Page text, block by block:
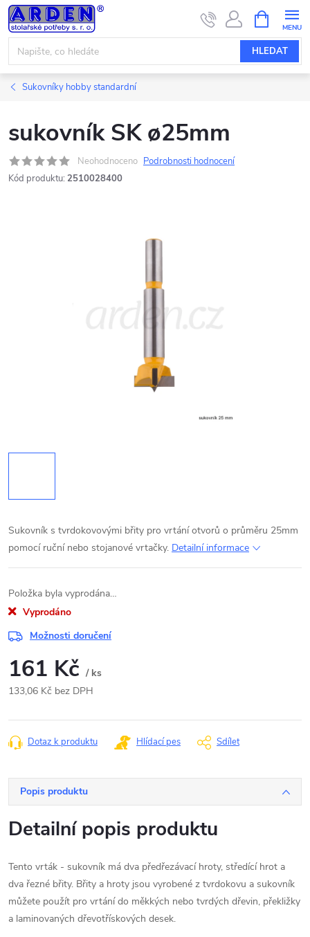
Přejít
na
obsah
HLEDAT
NÁKUPNÍ
KOŠÍK
Sukovníky hobby standardní
sukovník SK ø25mm
Neohodnoceno Podrobnosti hodnocení
Kód produktu: 2510028400
Sukovník s tvrdokovovými břity pro vrtání otvorů o průměru 25mm
pomocí ruční nebo stojanové vrtačky. Detailní informace
Položka byla vyprodána…
Vyprodáno
Možnosti doručení
161 Kč / ks
133,06 Kč bez DPH
cena:
Dotaz k produktu Hlídací pes Sdílet
Popis produktu
Detailní popis produktu
Tento vrták - sukovník má dva předřezávací hroty, středící hrot a
dva řezné břity. Břity a hroty jsou vyrobené z tvrdokovu a sukovník
můžete použít pro vrtání do měkkých nebo tvrdých dřevin, překližky
a laminovaných dřevotřískových desek.